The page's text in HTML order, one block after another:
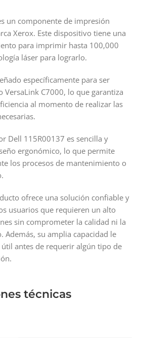
un componente de impresión
Xerox. Este dispositivo tiene una
para imprimir hasta 100,000
láser para lograrlo.
específicamente para ser
VersaLink C7000, lo que garantiza
al momento de realizar las
Dell 115R00137 es sencilla y
ergonómico, lo que permite
los procesos de mantenimiento o
ofrece una solución confiable y
usuarios que requieren un alto
sin comprometer la calidad ni la
Además, su amplia capacidad le
antes de requerir algún tipo de
técnicas